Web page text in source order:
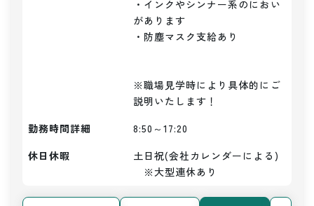
・インクやシンナー系のにおい
があります
・防塵マスク支給あり
※職場見学時により具体的にご
説明いたします！
勤務時間詳細
8:50～17:20
休日休暇
土日祝(会社カレンダーによる)
※大型連休あり